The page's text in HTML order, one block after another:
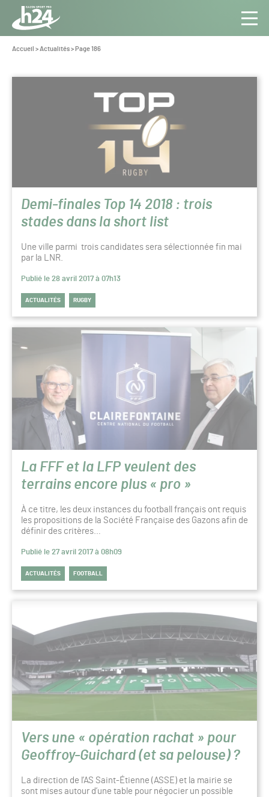
Panneau de gestion des cookies
Aller au contenu
Toute
l’info
Vous
Accueil >Actualités> Page 186
Actualités
Demi-finales Top 14 2018 : trois
stades dans la short list
Une ville parmi trois candidates sera sélectionnée fin mai
par la LNR.
Publié le 28 avril 2017 à 07h13
ACTUALITÉS RUGBY
La FFF et la LFP veulent des
terrains encore plus « pro »
À ce titre, les deux instances du football français ont requis
les propositions de la Société Française des Gazons afin de
définir des critères…
Publié le 27 avril 2017 à 08h09
ACTUALITÉS FOOTBALL
Vers une « opération rachat » pour
Geoffroy-Guichard (et sa pelouse) ?
La direction de l’AS Saint-Étienne (ASSE) et la mairie se
sont mises autour d’une table pour négocier un possible